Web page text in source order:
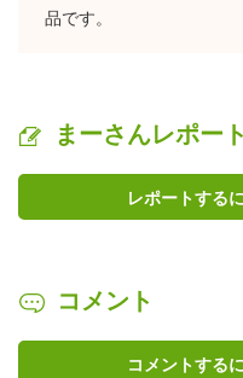
品です。
まーさんレポート
レポートする
コメント
コメントする